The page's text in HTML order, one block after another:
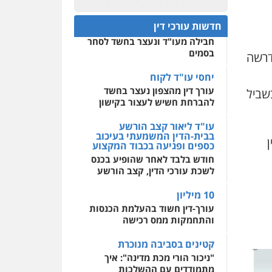
דיני צבא
גבאי מנדלמן – משרד
עורכי דין
פלילי התמחות בייצוג
בעבירות מין
0505522334
עו"ד מוחמד סביחאת
פלילי תעבורה פשיעה
כלכלית
0525077716
עו"ד יניב זוסמן
חמורה מעצרים וחקירות
0525199949
0522508109
אחסון אתרים
לעורכי דין
אסירים עבירות מין
שירותים מקצועיים לעורכי
דין
0544500346
חדשות עורכי דין
חפץ חשוד
עצור בתיק ניסיון רצח קיבל
חבילה מעו"ד ונעצר בחשד לסחר
בסמים
יחסי עו"ד לקוח
עורך דין מהצפון נעצר בחשד
להברחת חשיש לעצור בקישון
עו"ד ליאור קצב הורשע
בבית-הדין המשמעתי בעיכוב
כספים ופגיעה בכבוד המקצוע
חודש בלבד לאחר שהופיע בכנס
לשכת עורכי הדין, קצב הורשע
10 מיליון
עורך-דין חשוד בהעלמת הכנסות
והתחמקות ממס רכישה
קטינים בסביבה מנוכרת
"ניכור הורי מכת מדינה": איך
מתמודדים עם ההשלכות